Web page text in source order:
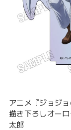
アニメ『ジョジ
描き下ろしオー
太郎